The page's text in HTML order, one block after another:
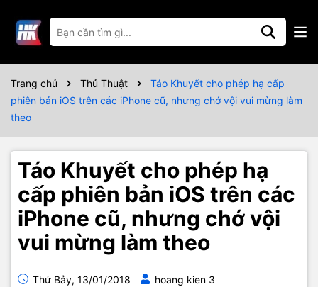
Trang chủ Thủ Thuật
Táo Khuyết cho phép hạ cấp
phiên bản iOS trên các iPhone cũ, nhưng chớ vội vui mừng làm
theo
Táo Khuyết cho phép hạ
cấp phiên bản iOS trên các
iPhone cũ, nhưng chớ vội
vui mừng làm theo
Thứ Bảy, 13/01/2018 hoang kien 3